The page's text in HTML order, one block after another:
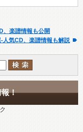
、楽譜情報も公開
人気CD、楽譜情報も解説
！